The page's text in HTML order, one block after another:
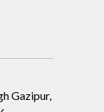
Gazipur,